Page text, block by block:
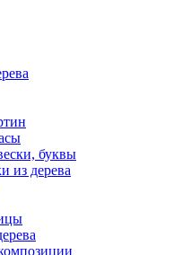
буквы
из дерева